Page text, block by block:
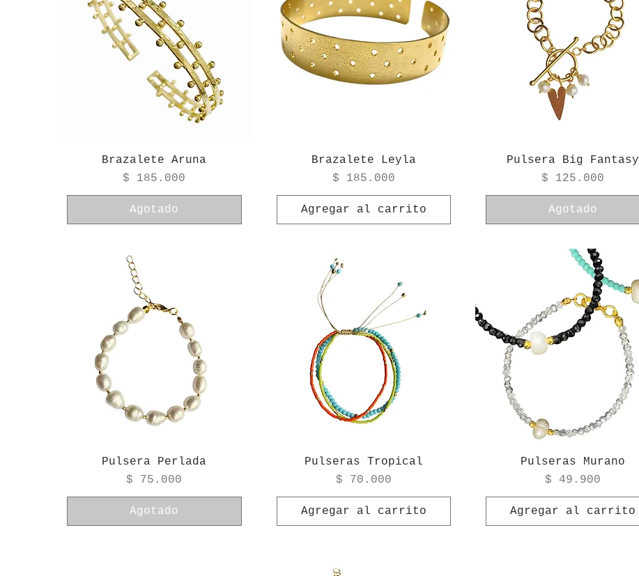
Brazalete Aruna
Precio
$ 185.000
Agotado
Brazalete Leyla
Precio
$ 185.000
Agregar al carrito
Pulsera Big Fantasy
Precio
$ 125.000
Agotado
Pulsera Perlada
Precio
$ 75.000
Agotado
Pulseras Tropical
Precio
$ 70.000
Agregar al carrito
Pulseras Murano
Precio
$ 49.900
Agregar al carrito